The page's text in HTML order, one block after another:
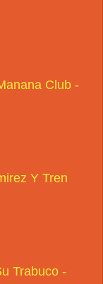
Club -
Y Tren
Trabuco -